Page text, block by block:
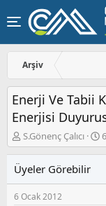
Arşiv
Enerji Ve Tabii
Enerjisi
K
o
u
y
u
S.Gönenç Çalıcı
B
a
a
Üyeler Görebilir
6 Ocak 2012